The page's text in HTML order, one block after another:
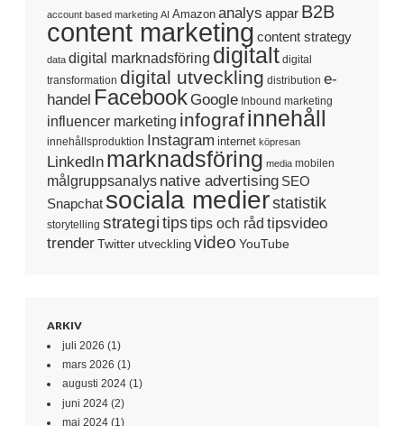
account based marketing AI Amazon analys appar B2B
content marketing content strategy
data digital marknadsföring digitalt digital
transformation digital utveckling distribution e-
handel Facebook Google Inbound marketing
influencer marketing infografinnehåll
innehållsproduktion Instagram internet köpresan
LinkedIn marknadsföring media mobilen
målgruppsanalys native advertising SEO
Snapchat sociala medierstatistik
storytelling strategi tipstips och råd tipsvideo
trenderTwitter utveckling video YouTube
ARKIV
juli 2026 (1)
mars 2026 (1)
augusti 2024 (1)
juni 2024 (2)
maj 2024 (1)